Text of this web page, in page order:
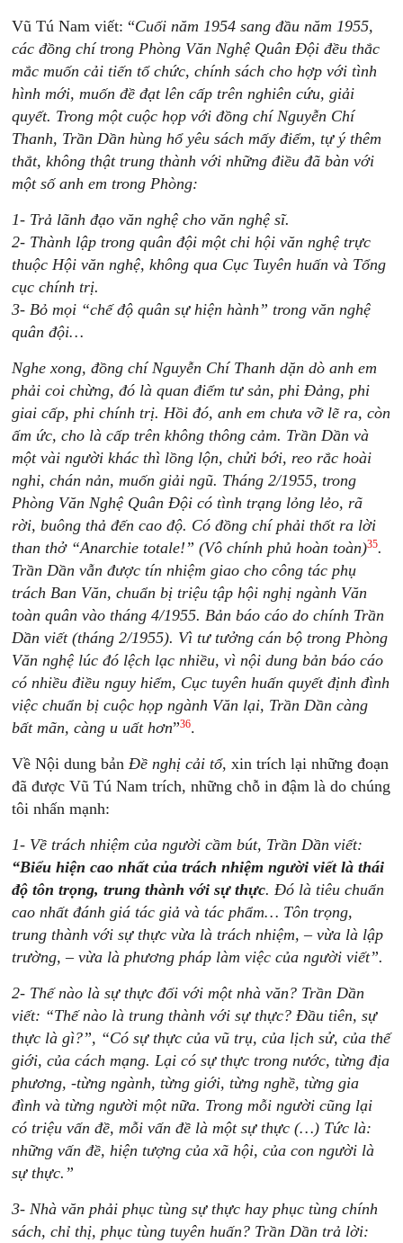
Vũ Tú Nam viết: “Cuối năm 1954 sang đầu năm 1955,
các đồng chí trong Phòng Văn Nghệ Quân Đội đều thắc
mắc muốn cải tiến tổ chức, chính sách cho hợp với tình
hình mới, muốn đề đạt lên cấp trên nghiên cứu, giải
quyết. Trong một cuộc họp với đồng chí Nguyễn Chí
Thanh, Trần Dần hùng hổ yêu sách mấy điểm, tự ý thêm
thắt, không thật trung thành với những điều đã bàn với
một số anh em trong Phòng:
1- Trả lãnh đạo văn nghệ cho văn nghệ sĩ.
2- Thành lập trong quân đội một chi hội văn nghệ trực
thuộc Hội văn nghệ, không qua Cục Tuyên huấn và Tổng
cục chính trị.
3- Bỏ mọi “chế độ quân sự hiện hành” trong văn nghệ
quân đội…
Nghe xong, đồng chí Nguyễn Chí Thanh dặn dò anh em
phải coi chừng, đó là quan điểm tư sản, phi Đảng, phi
giai cấp, phi chính trị. Hồi đó, anh em chưa vỡ lẽ ra, còn
ấm ức, cho là cấp trên không thông cảm. Trần Dần và
một vài người khác thì lồng lộn, chửi bới, reo rắc hoài
nghi, chán nản, muốn giải ngũ. Tháng 2/1955, trong
Phòng Văn Nghệ Quân Đội có tình trạng lỏng lẻo, rã
rời, buông thả đến cao độ. Có đồng chí phải thốt ra lời
than thở “Anarchie totale!” (Vô chính phủ hoàn toàn)35.
Trần Dần vẫn được tín nhiệm giao cho công tác phụ
trách Ban Văn, chuẩn bị triệu tập hội nghị ngành Văn
toàn quân vào tháng 4/1955. Bản báo cáo do chính Trần
Dần viết (tháng 2/1955). Vì tư tưởng cán bộ trong Phòng
Văn nghệ lúc đó lệch lạc nhiều, vì nội dung bản báo cáo
có nhiều điều nguy hiểm, Cục tuyên huấn quyết định đình
việc chuẩn bị cuộc họp ngành Văn lại, Trần Dần càng
bất mãn, càng u uất hơn”36.
Về Nội dung bảnĐề nghị cải tổ, xin trích lại những đoạn
đã được Vũ Tú Nam trích, những chỗ in đậm là do chúng
tôi nhấn mạnh:
1- Về trách nhiệm của người cầm bút, Trần Dần viết:
“Biểu hiện cao nhất của trách nhiệm người viết là thái
độ tôn trọng, trung thành với sự thực. Đó là tiêu chuẩn
cao nhất đánh giá tác giả và tác phẩm… Tôn trọng,
trung thành với sự thực vừa là trách nhiệm, – vừa là lập
trường, – vừa là phương pháp làm việc của người viết”.
2- Thế nào là sự thực đối với một nhà văn? Trần Dần
viết: “Thế nào là trung thành với sự thực? Đầu tiên, sự
thực là gì?”, “Có sự thực của vũ trụ, của lịch sử, của thế
giới, của cách mạng. Lại có sự thực trong nước, từng địa
phương, -từng ngành, từng giới, từng nghề, từng gia
đình và từng người một nữa. Trong mỗi người cũng lại
có triệu vấn đề, mỗi vấn đề là một sự thực (…) Tức là:
những vấn đề, hiện tượng của xã hội, của con người là
sự thực.”
3- Nhà văn phải phục tùng sự thực hay phục tùng chính
sách, chỉ thị, phục tùng tuyên huấn? Trần Dần trả lời: